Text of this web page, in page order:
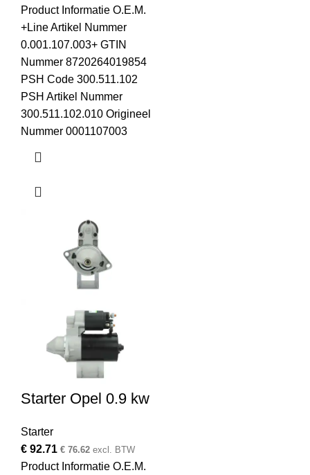
Product Informatie O.E.M.
+Line Artikel Nummer
0.001.107.003+ GTIN
Nummer 8720264019854
PSH Code 300.511.102
PSH Artikel Nummer
300.511.102.010 Origineel
Nummer 0001107003
Starter Opel 0.9 kw
Starter
€ 92.71 € 76.62 excl. BTW
Product Informatie O.E.M.